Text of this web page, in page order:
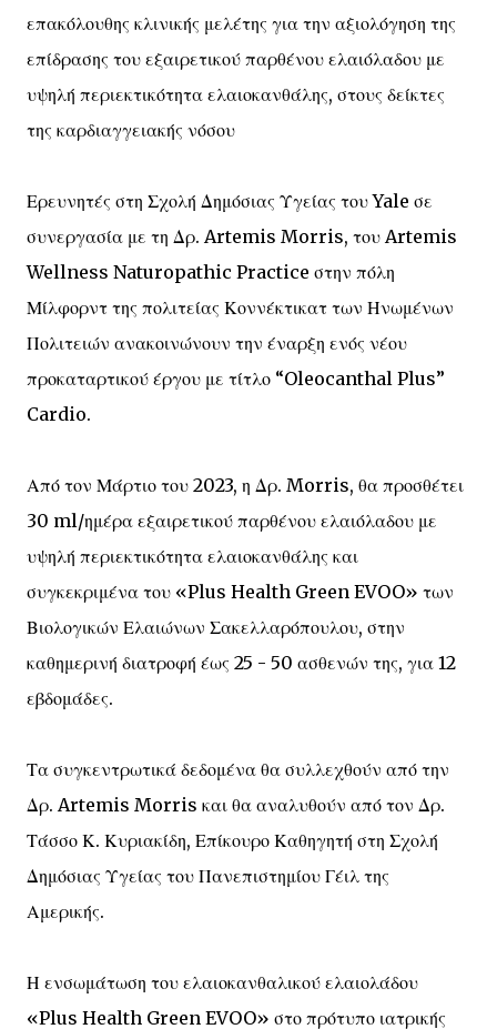
επακόλουθης κλινικής μελέτης για την αξιολόγηση της
επίδρασης του εξαιρετικού παρθένου ελαιόλαδου με
υψηλή περιεκτικότητα ελαιοκανθάλης, στους δείκτες
της καρδιαγγειακής νόσου
Ερευνητές στη Σχολή Δημόσιας Υγείας του Yale σε
συνεργασία με τη Δρ. Artemis Morris, του Artemis
Wellness Naturopathic Practice στην πόλη
Μίλφορντ της πολιτείας Κοννέκτικατ των Ηνωμένων
Πολιτειών ανακοινώνουν την έναρξη ενός νέου
προκαταρτικού έργου με τίτλο “Oleocanthal Plus”
Cardio.
Από τον Μάρτιο του 2023, η Δρ. Morris, θα προσθέτει
30 ml/ημέρα εξαιρετικού παρθένου ελαιόλαδου με
υψηλή περιεκτικότητα ελαιοκανθάλης και
συγκεκριμένα του «Plus Health Green EVOO» των
Βιολογικών Ελαιώνων Σακελλαρόπουλου, στην
καθημερινή διατροφή έως 25 - 50 ασθενών της, για 12
εβδομάδες.
Τα συγκεντρωτικά δεδομένα θα συλλεχθούν από την
Δρ. Artemis Morris και θα αναλυθούν από τον Δρ.
Τάσσο Κ. Κυριακίδη, Επίκουρο Καθηγητή στη Σχολή
Δημόσιας Υγείας του Πανεπιστημίου Γέιλ της
Αμερικής.
Η ενσωμάτωση του ελαιοκανθαλικού ελαιολάδου
«Plus Health Green EVOO» στο πρότυπο ιατρικής